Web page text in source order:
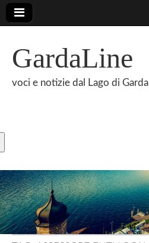
GardaLine
voci e notizie dal Lago di Garda